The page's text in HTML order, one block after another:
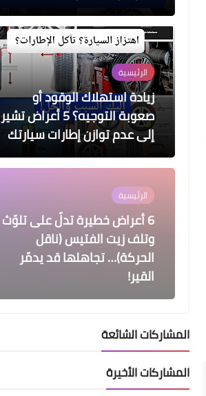
الرئيسية
زيادة استهلاك الوقود أو
صعوبة التوجيه؟ 5 أعراض تشير
إلى عدم توازن إطارات سيارتك
الرئيسية
6 أعراض خطيرة تدلّ على تلوّث
وتلف زيت الفتيس (ناقل
الحركة)… تجاهلها قد يدمّر
القير!
الرئيسية
ماذا يحدث عندما تضع السكر أو
الماء في خزان الوقود؟ وهل
المشاركات الشائعة
المشاركات الأخيرة